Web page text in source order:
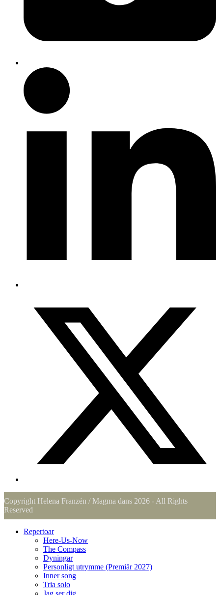
Copyright Helena Franzén / Magma dans 2026 - All Rights
Reserved
Repertoar
Here-Us-Now
The Compass
Dyningar
Personligt utrymme (Premiär 2027)
Inner song
Tria solo
Jag ser dig